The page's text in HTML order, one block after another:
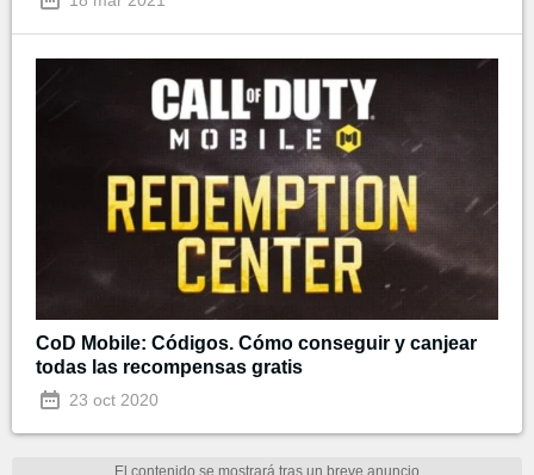
CoD Mobile: Códigos. Cómo conseguir y canjear
todas las recompensas gratis
23 oct 2020